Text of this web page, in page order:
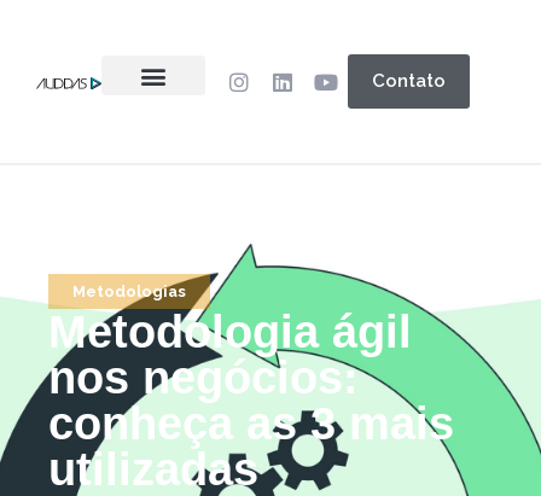
Contato
Metodologias
Metodologia ágil
nos negócios:
conheça as 3 mais
utilizadas